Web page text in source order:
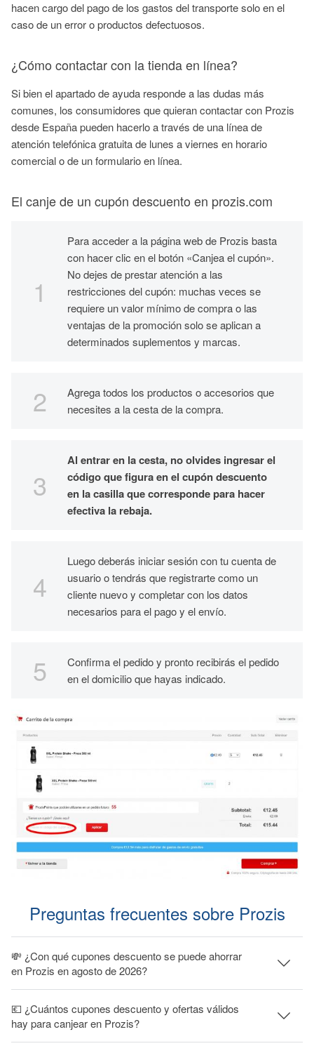
hacen cargo del pago de los gastos del transporte solo en el
caso de un error o productos defectuosos.
¿Cómo contactar con la tienda en línea?
Si bien el apartado de ayuda responde a las dudas más
comunes, los consumidores que quieran contactar con Prozis
desde España pueden hacerlo a través de una línea de
atención telefónica gratuita de lunes a viernes en horario
comercial o de un formulario en línea.
El canje de un cupón descuento en prozis.com
Para acceder a la página web de Prozis basta
con hacer clic en el botón «Canjea el cupón».
No dejes de prestar atención a las
restricciones del cupón: muchas veces se
requiere un valor mínimo de compra o las
ventajas de la promoción solo se aplican a
determinados suplementos y marcas.
Agrega todos los productos o accesorios que
necesites a la cesta de la compra.
Al entrar en la cesta, no olvides ingresar el
código que figura en el cupón descuento
en la casilla que corresponde para hacer
efectiva la rebaja.
Luego deberás iniciar sesión con tu cuenta de
usuario o tendrás que registrarte como un
cliente nuevo y completar con los datos
necesarios para el pago y el envío.
Confirma el pedido y pronto recibirás el pedido
en el domicilio que hayas indicado.
Preguntas frecuentes sobre Prozis
💸 ¿Con qué cupones descuento se puede ahorrar
en Prozis en agosto de 2026?
💶 ¿Cuántos cupones descuento y ofertas válidos
hay para canjear en Prozis?